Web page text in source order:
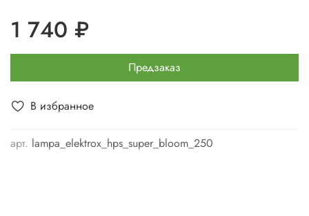
В избранное
арт. lampa_elektrox_hps_super_bloom_250
1 740 ₽
Предзаказ